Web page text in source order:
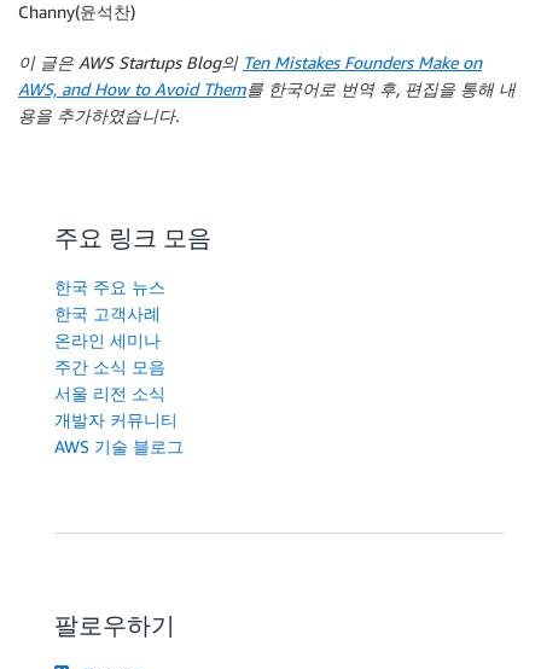
Channy(윤석찬)
이 글은 AWS Startups Blog의 Ten Mistakes Founders Make on
AWS, and How to Avoid Them를 한국어로 번역 후, 편집을 통해 내
용을 추가하였습니다.
주요 링크 모음
한국 주요 뉴스
한국 고객사례
온라인 세미나
주간 소식 모음
서울 리전 소식
개발자 커뮤니티
AWS 기술 블로그
팔로우하기